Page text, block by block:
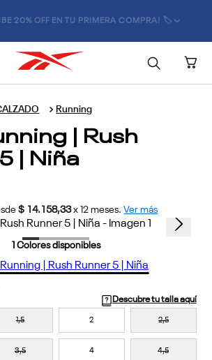
20% OFF EN TU PRIMERA COMPRA! 🏷️
Running
| Rush
| Niña
$ 14.158,33 x 12 meses. Ver más
Colores disponibles
Descubre tu talla aquí
1,5 2 2,5
3,5 4 4,5